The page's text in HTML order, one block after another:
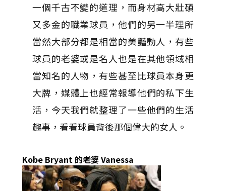
一個千古不變的道理，而身材高大壯碩
又多金的職業球員，他們的另一半理所
當然大部分都是相當的美豔動人，有些
球員的老婆或是名人也是在其他領域相
當知名的人物，有些甚至比球員本身更
大牌，媒體上也經常報導他們的私下生
活，今天我們就整理了一些他們的生活
趣事，看看球員背後那個偉大的女人。
Kobe Bryant 的老婆 Vanessa